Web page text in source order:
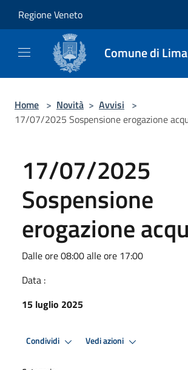
Regione Veneto
Comune di
Home > Novità > Avvisi >
17/07/2025 Sospensione erogazione
17/07/2025
Sospensione
erogazione
Dalle ore 08:00 alle ore 17:00
Data :
15 luglio 2025
Condividi Vedi azioni